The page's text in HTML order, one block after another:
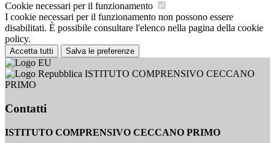
Cookie necessari per il funzionamento
I cookie necessari per il funzionamento non possono essere
disabilitati. È possibile consultare l'elenco nella pagina della cookie
policy.
Accetta tutti Salva le preferenze
ISTITUTO COMPRENSIVO CECCANO
PRIMO
Contatti
ISTITUTO COMPRENSIVO CECCANO PRIMO